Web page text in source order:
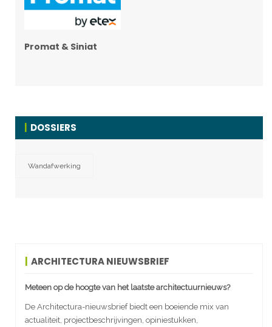
Promat & Siniat
DOSSIERS
Wandafwerking
ARCHITECTURA NIEUWSBRIEF
Meteen op de hoogte van het laatste architectuurnieuws?
De Architectura-nieuwsbrief biedt een boeiende mix van
actualiteit, projectbeschrijvingen, opiniestukken,